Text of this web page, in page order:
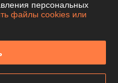
Минской области
персональных
файлы cookies или